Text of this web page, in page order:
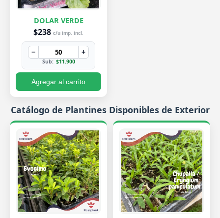
DOLAR VERDE
$238 c/u imp. incl.
− +
Sub: $11.900
Agregar al carrito
Catálogo de Plantines Disponibles de Exterior